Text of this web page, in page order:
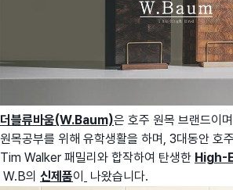
더블류바움(W.Baum)은 호주 원목 브랜드이
원목공부를 위해 유학생활을 하며, 3대동안 호
Tim Walker 패밀리와 합작하여 탄생한 High-
W.B의 신제품이 나왔습니다.